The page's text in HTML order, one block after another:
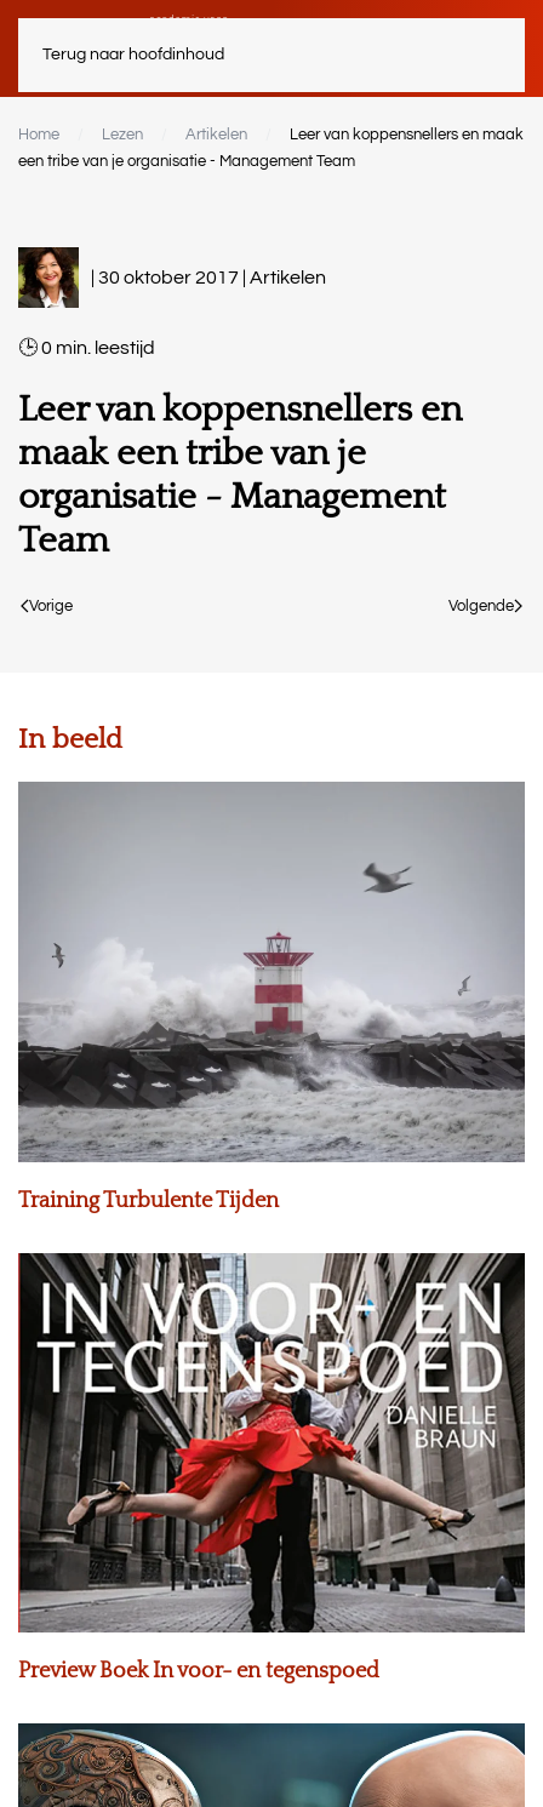
Terug naar hoofdinhoud
Home Lezen Artikelen
Leer van koppensnellers en maak
een tribe van je organisatie - Management Team
| 30 oktober 2017 | Artikelen
0 min.
Leer van koppensnellers en
maak een tribe van je
organisatie - Management
Team
Vorige Volgende
In beeld
Training Turbulente Tijden
Preview Boek In voor- en tegenspoed